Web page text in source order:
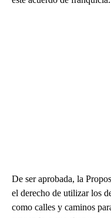
De ser aprobada, la
el derecho de utilizar los
como calles y caminos